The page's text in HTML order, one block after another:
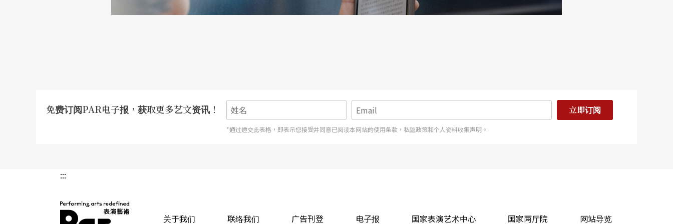
免费订阅PAR电子报，获取更多艺文资讯！ 立即订阅
*通过递交此表格，即表示您接受并同意已阅读本网站的使用条款，私隐政策和个人资料收集声明。
:::
关于我们 联络我们 广告刊登 电子报 国家表演艺术中心 国家两厅院 网站导览